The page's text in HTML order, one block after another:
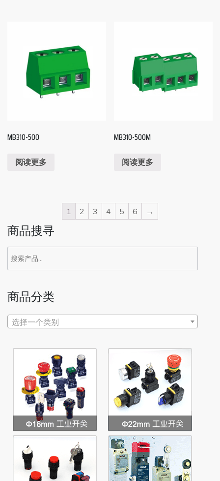
MB310-500
阅读更多
MB310-500M
阅读更多
1 2 3 4 5 6 →
商品搜寻
搜
索：
商品分类
选择一个类别